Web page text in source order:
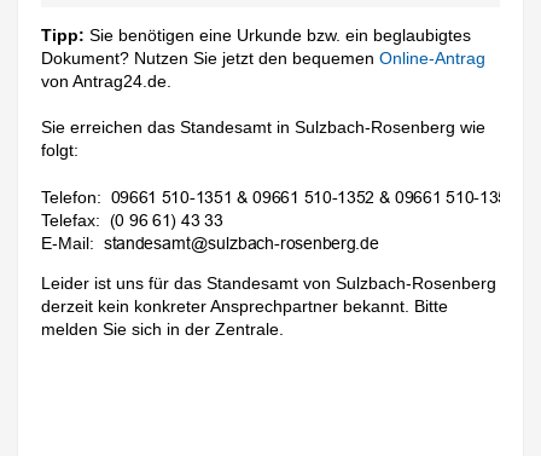
Tipp: Sie benötigen eine Urkunde bzw. ein beglaubigtes
Dokument? Nutzen Sie jetzt den bequemenOnline-Antrag
von Antrag24.de.
Sie erreichen das Standesamt in Sulzbach-Rosenberg wie
folgt:
Telefon:
Telefax:
E-Mail:
Leider ist uns für das Standesamt von Sulzbach-Rosenberg
derzeit kein konkreter Ansprechpartner bekannt. Bitte
melden Sie sich in der Zentrale.